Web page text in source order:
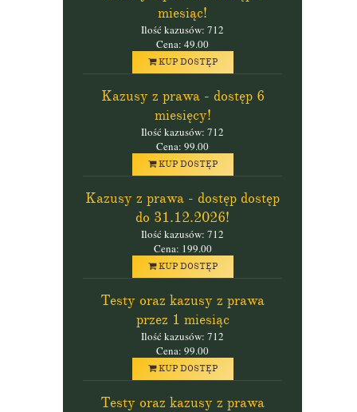
miesiąc!
Ilość kazusów: 712
Cena: 49.00
KUP DOSTĘP
Kazusy z prawa - dostęp 6
miesięcy!
Ilość kazusów: 712
Cena: 99.00
KUP DOSTĘP
Kazusy z prawa - dostęp dostęp
do 31.12.2026!
Ilość kazusów: 712
Cena: 199.00
KUP DOSTĘP
Testy oraz kazusy z prawa
przez 1 miesiąc
Ilość kazusów: 712
Cena: 99.00
KUP DOSTĘP
Testy oraz kazusy z prawa